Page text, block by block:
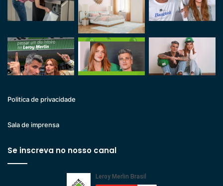
Politica de privacidade
Sala de imprensa
Se inscreva no nosso canal